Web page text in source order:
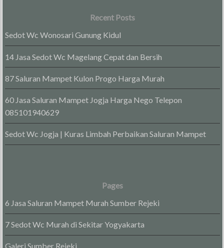
Recent Posts
Sedot Wc Wonosari Gunung Kidul
14 Jasa Sedot Wc Magelang Cepat dan Bersih
87 Saluran Mampet Kulon Progo Harga Murah
60 Jasa Saluran Mampet Jogja Harga Nego Telepon
085101940629
Sedot Wc Jogja | Kuras Limbah Perbaikan Saluran Mampet
Pages
6 Jasa Saluran Mampet Murah Sumber Rejeki
7 Sedot Wc Murah di Sekitar Yogyakarta
Galeri Sumber Rejeki